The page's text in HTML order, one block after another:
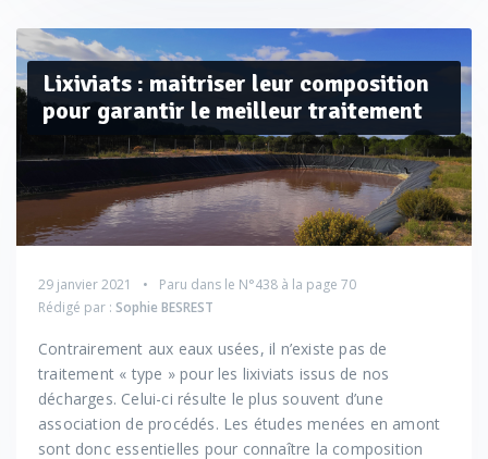
Lixiviats : maitriser leur composition
pour garantir le meilleur traitement
29 janvier 2021 Paru dans le N°438 à la page 70
Rédigé par : Sophie BESREST
Contrairement aux eaux usées, il n’existe pas de
traitement « type » pour les lixiviats issus de nos
décharges. Celui-ci résulte le plus souvent d’une
association de procédés. Les études menées en amont
sont donc essentielles pour connaître la composition